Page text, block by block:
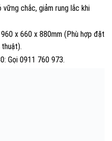
chắc, giảm rung lắc khi
x 660 x 880mm (Phù hợp đặt
Gọi 0911 760 973.